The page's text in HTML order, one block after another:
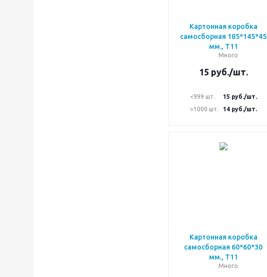
Картонная коробка
самосборная 185*145*45
мм., Т11
Много
15 руб./шт.
<999 шт. 15 руб./шт.
>1000 шт.
14руб./шт.
Картонная коробка
самосборная 60*60*30
мм., Т11
Много